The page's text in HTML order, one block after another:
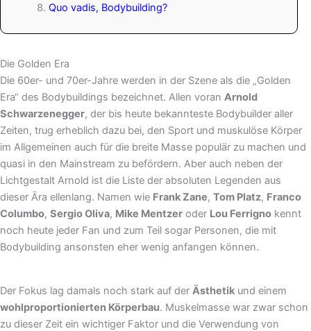
Quo vadis, Bodybuilding?
Die Golden Era
Die 60er- und 70er-Jahre werden in der Szene als die „Golden
Era“ des Bodybuildings bezeichnet. Allen voran Arnold
Schwarzenegger, der bis heute bekannteste Bodybuilder aller
Zeiten, trug erheblich dazu bei, den Sport und muskulöse Körper
im Allgemeinen auch für die breite Masse populär zu machen und
quasi in den Mainstream zu befördern. Aber auch neben der
Lichtgestalt Arnold ist die Liste der absoluten Legenden aus
dieser Ära ellenlang. Namen wie Frank Zane, Tom Platz, Franco
Columbo, Sergio Oliva, Mike Mentzer oder Lou Ferrigno kennt
noch heute jeder Fan und zum Teil sogar Personen, die mit
Bodybuilding ansonsten eher wenig anfangen können.
Der Fokus lag damals noch stark auf der Ästhetik und einem
wohlproportionierten Körperbau. Muskelmasse war zwar schon
zu dieser Zeit ein wichtiger Faktor und die Verwendung von